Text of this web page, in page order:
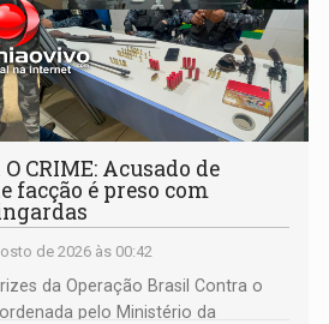
CRIME: Acusado de
facção é preso com
de 2026 às 00:42
da Operação Brasil Contra o
pelo Ministério da